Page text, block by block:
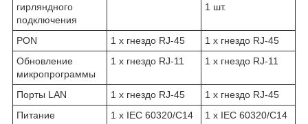
гирляндного
подключения
1 шт.
PON 1 x гнездо RJ-45
1 x гнездо RJ-45
Обновление
микропрограммы
1 x гнездо RJ-11 1 x гнездо RJ-11
Порты LAN 1 x гнездо RJ-45
1 x гнездо RJ-45
Питание
1 x IEC 60320/C14
1 x IEC 60320/C14